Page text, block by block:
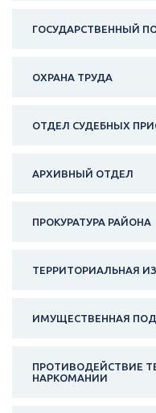
ГОСУДАРСТВЕННЫЙ
ОХРАНА ТРУДА
ОТДЕЛ СУДЕБНЫХ
АРХИВНЫЙ ОТДЕЛ
ПРОКУРАТУРА РАЙОНА
ТЕРРИТОРИАЛЬНАЯ
ИМУЩЕСТВЕННАЯ
ПРОТИВОДЕЙСТВИЕ
НАРКОМАНИИ